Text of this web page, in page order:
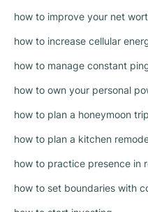
how to improve your net
how to increase cellular
how to manage constant
how to own your personal
how to plan a honeymoon trip
how to plan a kitchen
how to practice presence in
how to set boundaries with